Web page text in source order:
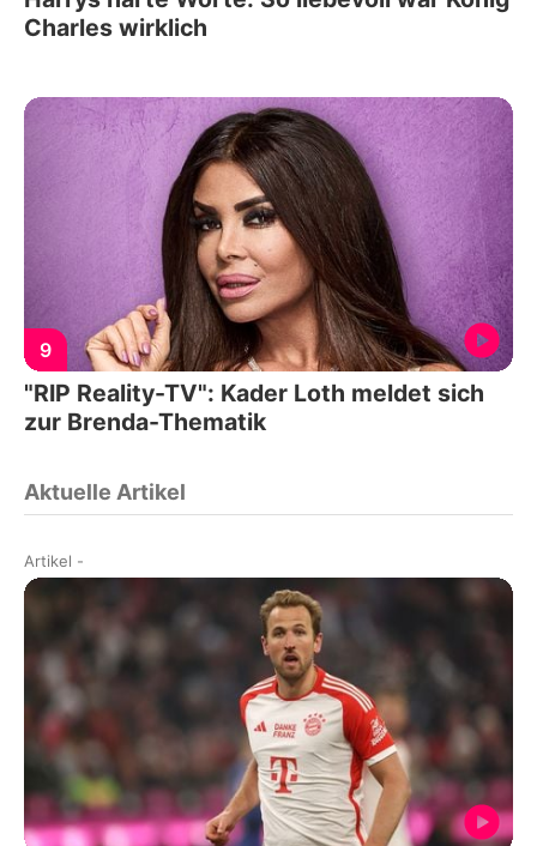
Charles wirklich
9
"RIP Reality-TV": Kader Loth meldet sich
zur Brenda-Thematik
Aktuelle Artikel
Artikel -